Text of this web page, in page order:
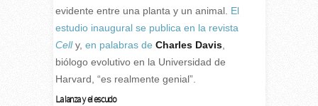
evidente entre una planta y un animal. El
estudio inaugural se publica en la revista
Celly, en palabras de Charles Davis,
biólogo evolutivo en la Universidad de
Harvard, “es realmente genial”.
La lanza y el escudo